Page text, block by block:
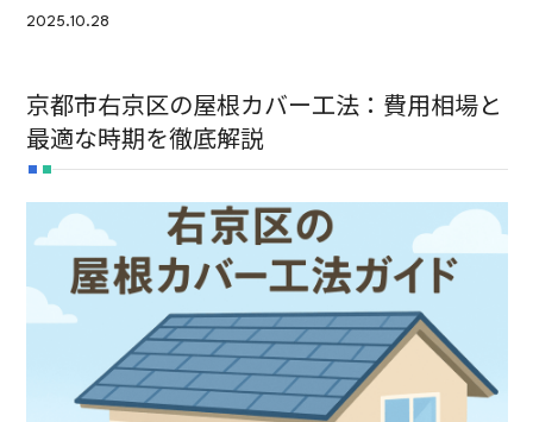
2025.10.28
京都市右京区の屋根カバー工法：費用相場と
最適な時期を徹底解説